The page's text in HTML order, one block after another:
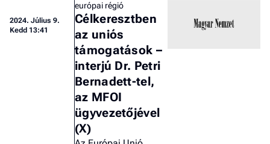
2024. Július 9.
Kedd 13:41
európai régió
Célkeresztben
az uniós
támogatások –
interjú Dr. Petri
Bernadett-tel,
az MFOI
ügyvezetőjével
(X)